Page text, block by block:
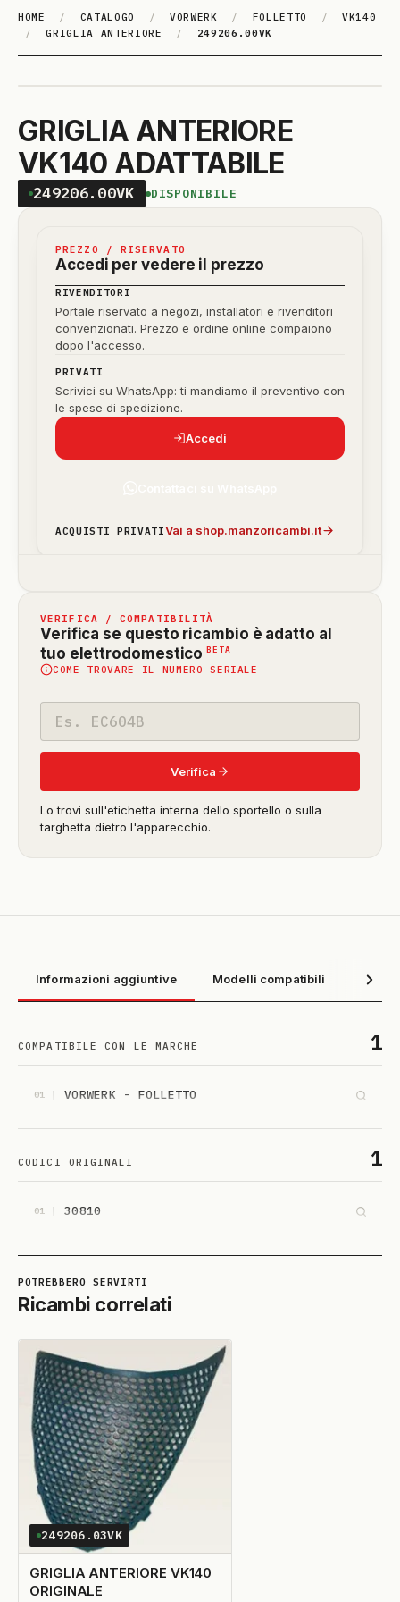
HOME / CATALOGO / VORWERK / FOLLETTO /
VK140
/
GRIGLIA ANTERIORE / 249206.00VK
GRIGLIA ANTERIORE
VK140 ADATTABILE
249206.00VK DISPONIBILE
PREZZO / RISERVATO
Accedi per vedere il prezzo
RIVENDITORI
Portale riservato a negozi, installatori e rivenditori
convenzionati. Prezzo e ordine online compaiono
dopo l'accesso.
PRIVATI
Scrivici su WhatsApp: ti mandiamo il preventivo con
le spese di spedizione.
Accedi
ACQUISTI PRIVATIVai a shop.manzoricambi.it
VERIFICA / COMPATIBILITÀ
Verifica se questo ricambio è adatto al
tuo elettrodomestico BETA
in
beta)
COME TROVARE IL NUMERO SERIALE
modello
Verifica
Lo trovi sull'etichetta interna dello sportello o sulla
targhetta dietro l'apparecchio.
Informazioni aggiuntive Modelli compatibili
COMPATIBILE CON LE MARCHE 1
01 VORWERK - FOLLETTO
CODICI ORIGINALI 1
01 30810
Ricambi correlati
249206.03VK
GRIGLIA ANTERIORE VK140
ORIGINALE